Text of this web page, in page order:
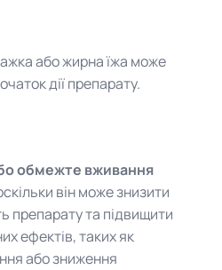
або жирна їжа може
дії препарату.
обмежте вживання
він може знизити
препарату та підвищити
ефектів, таких як
або зниження